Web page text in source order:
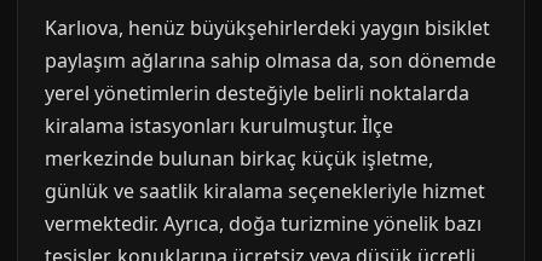
Karlıova, henüz büyükşehirlerdeki yaygın bisiklet
paylaşım ağlarına sahip olmasa da, son dönemde
yerel yönetimlerin desteğiyle belirli noktalarda
kiralama istasyonları kurulmuştur. İlçe
merkezinde bulunan birkaç küçük işletme,
günlük ve saatlik kiralama seçenekleriyle hizmet
vermektedir. Ayrıca, doğa turizmine yönelik bazı